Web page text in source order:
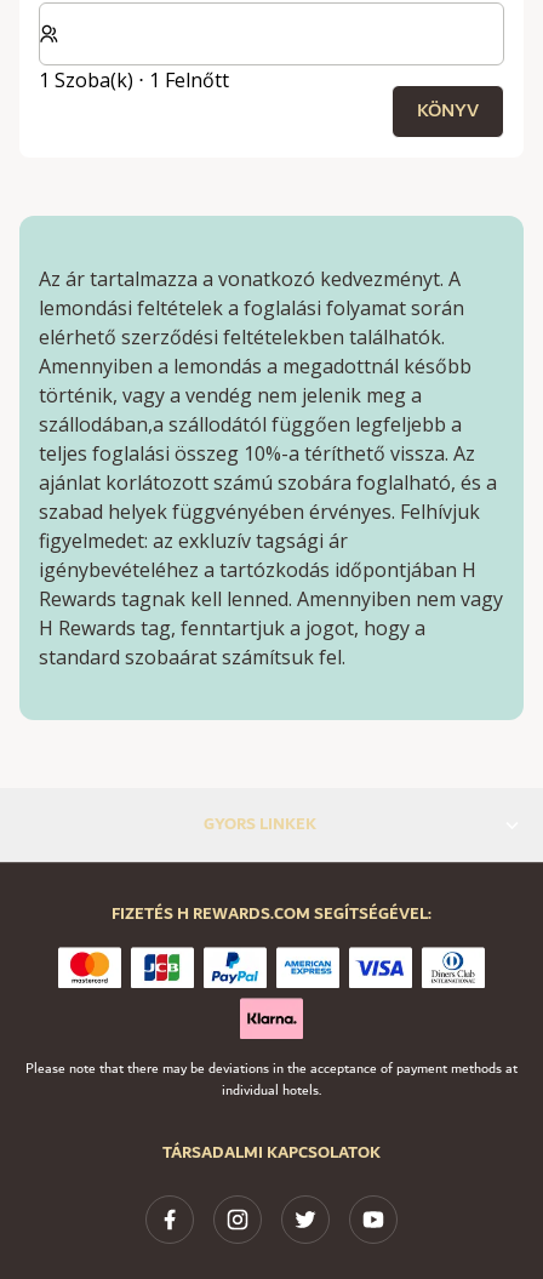
Válassza ki a szobák és a vendégek számát
1 Szoba(k) ⋅ 1 Felnőtt
KÖNYV
Az ár tartalmazza a vonatkozó kedvezményt. A
lemondási feltételek a foglalási folyamat során
elérhető szerződési feltételekben találhatók.
Amennyiben a lemondás a megadottnál később
történik, vagy a vendég nem jelenik meg a
szállodában,a szállodától függően legfeljebb a
teljes foglalási összeg 10%-a téríthető vissza. Az
ajánlat korlátozott számú szobára foglalható, és a
szabad helyek függvényében érvényes. Felhívjuk
figyelmedet: az exkluzív tagsági ár
igénybevételéhez a tartózkodás időpontjában H
Rewards tagnak kell lenned. Amennyiben nem vagy
H Rewards tag, fenntartjuk a jogot, hogy a
standard szobaárat számítsuk fel.
GYORS LINKEK
TÁRSADALMI KAPCSOLATOK
FIZETÉS H REWARDS.COM SEGÍTSÉGÉVEL:
Please note that there may be deviations in the acceptance of payment methods at
individual hotels.